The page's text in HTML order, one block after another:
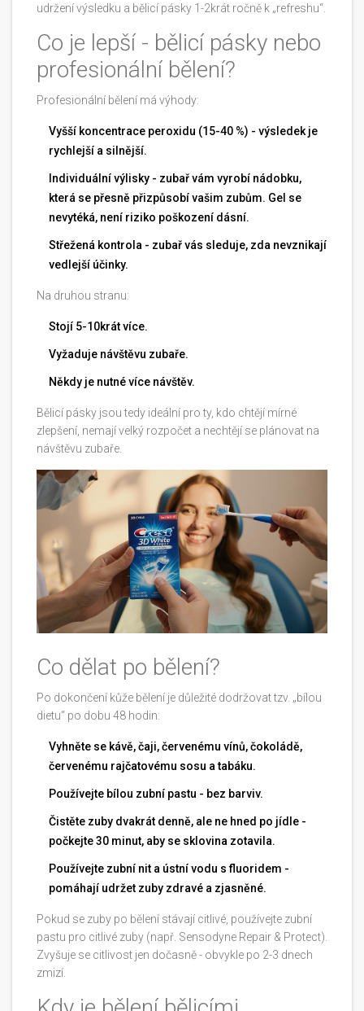
udržení výsledku a bělicí pásky 1-2krát ročně k „refreshu“.
Co je lepší - bělicí pásky nebo
profesionální bělení?
Profesionální bělení má výhody:
Vyšší koncentrace peroxidu (15-40 %) - výsledek je
rychlejší a silnější.
Individuální výlisky - zubař vám vyrobí nádobku,
která se přesně přizpůsobí vašim zubům. Gel se
nevytéká, není riziko poškození dásní.
Střežená kontrola - zubař vás sleduje, zda nevznikají
vedlejší účinky.
Na druhou stranu:
Stojí 5-10krát více.
Vyžaduje návštěvu zubaře.
Někdy je nutné více návštěv.
Bělicí pásky jsou tedy ideální pro ty, kdo chtějí mírné
zlepšení, nemají velký rozpočet a nechtějí se plánovat na
návštěvu zubaře.
Co dělat po bělení?
Po dokončení kůže bělení je důležité dodržovat tzv. „bílou
dietu“ po dobu 48 hodin:
Vyhněte se kávě, čaji, červenému vínů, čokoládě,
červenému rajčatovému sosu a tabáku.
Používejte bílou zubní pastu - bez barviv.
Čistěte zuby dvakrát denně, ale ne hned po jídle -
počkejte 30 minut, aby se sklovina zotavila.
Používejte zubní nit a ústní vodu s fluoridem -
pomáhají udržet zuby zdravé a zjasněné.
Pokud se zuby po bělení stávají citlivé, používejte zubní
pastu pro citlivé zuby (např. Sensodyne Repair & Protect).
Zvyšuje se citlivost jen dočasně - obvykle po 2-3 dnech
zmizí.